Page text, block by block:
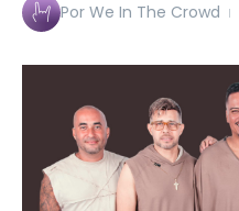
Por We In The Crowd